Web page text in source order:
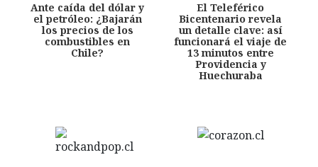
Ante caída del dólar y
el petróleo: ¿Bajarán
los precios de los
combustibles en
Chile?
El Teleférico
Bicentenario revela
un detalle clave: así
funcionará el viaje de
13 minutos entre
Providencia y
Huechuraba